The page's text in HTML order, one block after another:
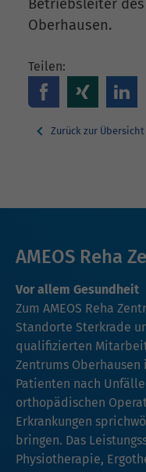
Betriebsleiter des
Oberhausen.
Teilen:
Zurück zur Übersicht
AMEOS Reha
Vor allem Gesundheit
Zum AMEOS Reha
Standorte Sterkrade
qualifizierten
Zentrums
Patienten nach
orthopädischen
Erkrankungen
bringen. Das
Physiotherapie,